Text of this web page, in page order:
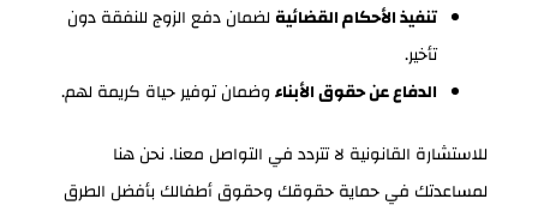
تنفيذ الأحكام القضائية لضمان دفع الزوج للنفقة دون
تأخير.
الدفاع عن حقوق الأبناءوضمان توفير حياة كريمة لهم.
للاستشارة القانونية لا تتردد في التواصل معنا. نحن هنا
لمساعدتك في حماية حقوقك وحقوق أطفالك بأفضل الطرق